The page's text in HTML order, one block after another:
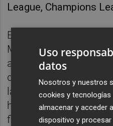
League, Champions
Este buen momento
Manchester City
acusaciones por parte
destapadas a
la política económica
haber roto 115 reglas
financiero de la
Uso
datos
Nosotros y nuestros
cookies y tecnologías
almacenar y acceder
dispositivo y